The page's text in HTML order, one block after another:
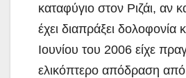
καταφύγιο στον Ριζάι, αν
έχει διαπράξει δολοφονία
Ιουνίου του 2006 είχε
ελικόπτερο απόδραση από